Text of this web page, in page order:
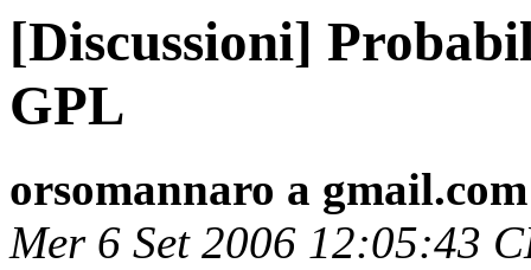
[Discussioni]
GPL
orsomannaro a gmail.com
Mer 6 Set 2006 12:05:43